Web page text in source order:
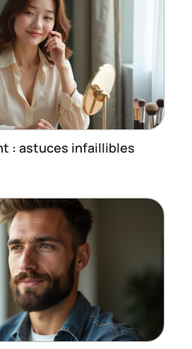
: astuces infaillibles